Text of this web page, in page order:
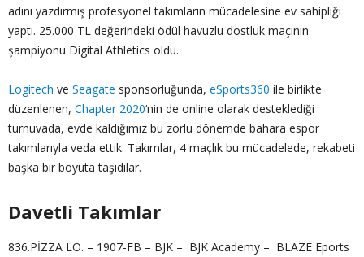
adını yazdırmış profesyonel takımların mücadelesine ev sahipliği
yaptı. 25.000 TL değerindeki ödül havuzlu dostluk maçının
şampiyonu Digital Athletics oldu.
Logitech ve Seagate sponsorluğunda, eSports360 ile birlikte
düzenlenen, Chapter 2020‘nin de online olarak desteklediği
turnuvada, evde kaldığımız bu zorlu dönemde bahara espor
takımlarıyla veda ettik. Takımlar, 4 maçlık bu mücadelede, rekabeti
başka bir boyuta taşıdılar.
Davetli Takımlar
836.PİZZA LO. – 1907-FB – BJK – BJK Academy – BLAZE Eports